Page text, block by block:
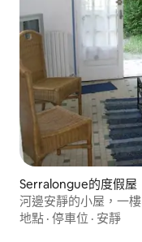
Serralongue的度假屋
河邊安靜的小屋，一樓
地點 · 停車位 · 安靜